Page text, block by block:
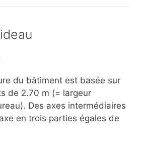
du bâtiment est basée sur
de 2.70 m (= largeur
Des axes intermédiaires
en trois parties égales de